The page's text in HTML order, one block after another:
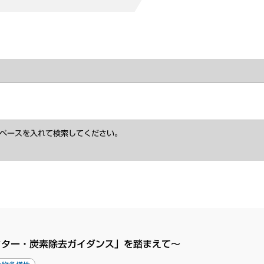
スを入れて検索してください。
ー・炭素除去ガイダンス」を踏まえて～